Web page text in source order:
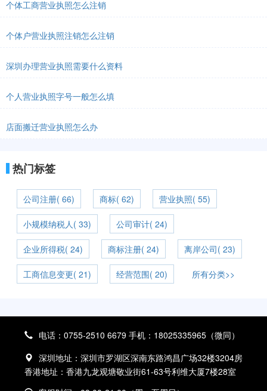
个体工商营业执照怎么注销
个体户营业执照注销怎么注销
深圳办理营业执照需要什么资料
个人营业执照字号一般怎么填
店面搬迁营业执照怎么办
热门标签
公司注册( 66) 商标( 62) 营业执照( 55)
小规模纳税人( 33) 公司审计( 24)
企业所得税( 24) 商标注册( 24) 离岸公司( 23)
工商信息变更( 21) 经营范围( 20) 所有分类>>
电话：0755-2510 6679 手机：18025335965（微同）
深圳地址：深圳市罗湖区深南东路鸿昌广场32楼3204房
香港地址：香港九龙观塘敬业街61-63号利维大厦7楼28室